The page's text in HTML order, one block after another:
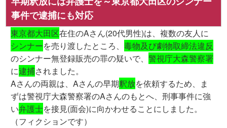
事件で逮捕にも対応
東京都大田区在住のAさん(20代男性)は、複数の友人に
シンナーを売り渡したところ、毒物及び劇物取締法違反
のシンナー無登録販売の罪の疑いで、警視庁大森警察署
に逮捕されました。
Aさんの両親は、Aさんの早期釈放を依頼するため、ま
ずは警視庁大森警察署のAさんのもとへ、刑事事件に強
い弁護士を接見(面会)に向かわせることにしました。
（フィクションです）